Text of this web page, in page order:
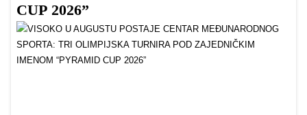
CUP 2026”